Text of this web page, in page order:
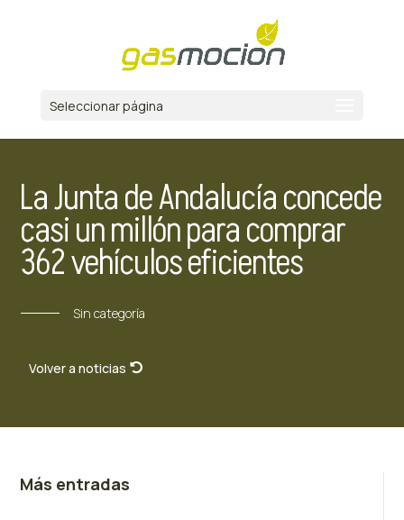
Seleccionar página
La Junta de Andalucía concede
casi un millón para comprar
362 vehículos eficientes
Sin categoría
Volver a noticias
Más entradas